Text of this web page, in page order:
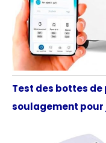
Test des bottes
soulagement